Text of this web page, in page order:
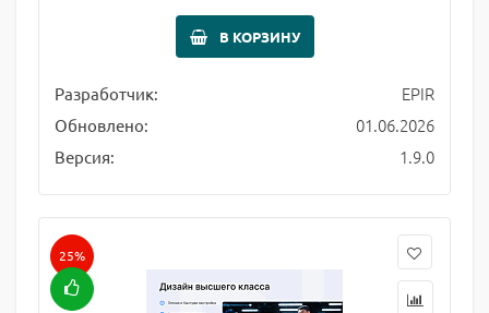
В КОРЗИНУ
Разработчик: EPIR
Обновлено: 01.06.2026
Версия: 1.9.0
25%